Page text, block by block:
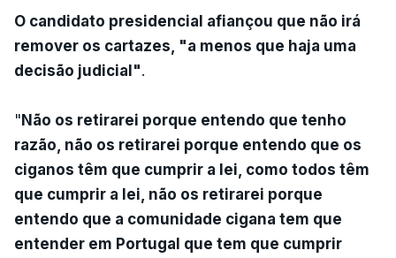
O candidato presidencial afiançou que não irá
remover os cartazes, "a menos que haja uma
decisão judicial".
"Não os retirarei porque entendo que tenho
razão, não os retirarei porque entendo que os
ciganos têm que cumprir a lei, como todos têm
que cumprir a lei, não os retirarei porque
entendo que a comunidade cigana tem que
entender em Portugal que tem que cumprir